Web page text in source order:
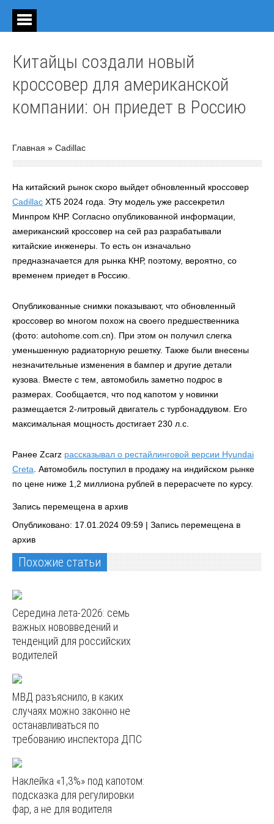
Китайцы создали новый
кроссовер для американской
компании: он приедет в Россию
Главная » Cadillac
На китайский рынок скоро выйдет обновленный кроссовер
Cadillac XT5 2024 года. Эту модель уже рассекретил
Минпром КНР. Согласно опубликованной информации,
американский кроссовер на сей раз разрабатывали
китайские инженеры. То есть он изначально
предназначается для рынка КНР, поэтому, вероятно, со
временем приедет в Россию.
Опубликованные снимки показывают, что обновленный
кроссовер во многом похож на своего предшественника
(фото: autohome.com.cn). При этом он получил слегка
уменьшенную радиаторную решетку. Также были внесены
незначительные изменения в бампер и другие детали
кузова. Вместе с тем, автомобиль заметно подрос в
размерах. Сообщается, что под капотом у новинки
размещается 2-литровый двигатель с турбонаддувом. Его
максимальная мощность достигает 230 л.с.
Ранее Zcarz рассказывал о рестайлинговой версии Hyundai
Creta . Автомобиль поступил в продажу на индийском рынке
по цене ниже 1,2 миллиона рублей в перерасчете по курсу.
Запись перемещена в архив
Опубликовано: 17.01.2024 09:59 | Запись перемещена в
архив
Похожие статьи
Середина лета-2026: семь
важных нововведений и
тенденций для российских
водителей
МВД разъяснило, в каких
случаях можно законно не
останавливаться по
требованию инспектора ДПС
Наклейка «1,3%» под капотом:
подсказка для регулировки
фар, а не для водителя